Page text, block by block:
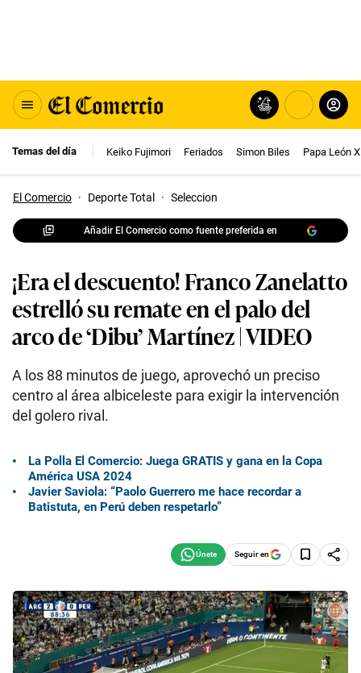
Temas del día Keiko Fujimori Feriados Simon Biles Papa León
El Comercio · Deporte Total · Seleccion
Añadir El Comercio como fuente preferida en
¡Era el descuento! Franco Zanelatto
estrelló su remate en el palo del
arco de ‘Dibu’ Martínez | VIDEO
A los 88 minutos de juego, aprovechó un preciso
centro al área albiceleste para exigir la intervención
del golero rival.
La Polla El Comercio: Juega GRATIS y gana en la Copa
América USA 2024
Javier Saviola: “Paolo Guerrero me hace recordar a
Batistuta, en Perú deben respetarlo”
Seguir en